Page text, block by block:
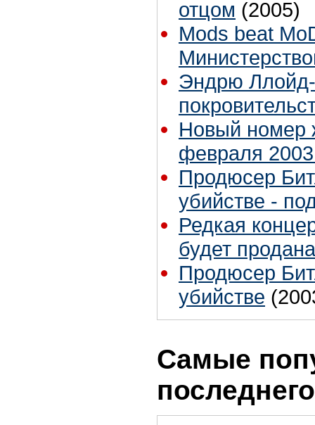
отцом (2005)
Mods beat
Эндрю
Новый номер
февраля
Продюсер
убийстве -
Редкая
будет
Продюсер
убийстве
Самые